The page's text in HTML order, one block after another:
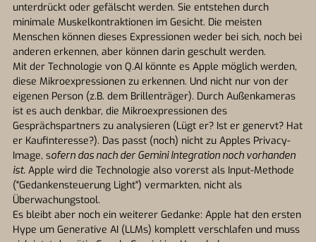
unterdrückt oder gefälscht werden. Sie entstehen durch
minimale Muskelkontraktionen im Gesicht. Die meisten
Menschen können dieses Expressionen weder bei sich, noch bei
anderen erkennen, aber können darin geschult werden.
Mit der Technologie von Q.AI könnte es Apple möglich werden,
diese Mikroexpressionen zu erkennen. Und nicht nur von der
eigenen Person (z.B. dem Brillenträger). Durch Außenkameras
ist es auch denkbar, die Mikroexpressionen des
Gesprächspartners zu analysieren (Lügt er? Ist er genervt? Hat
er Kaufinteresse?). Das passt (noch) nicht zu Apples Privacy-
Image, sofern das nach der Gemini Integration noch vorhanden
ist. Apple wird die Technologie also vorerst als Input-Methode
("Gedankensteuerung Light") vermarkten, nicht als
Überwachungstool.
Es bleibt aber noch ein weiterer Gedanke: Apple hat den ersten
Hype um Generative AI (LLMs) komplett verschlafen und muss